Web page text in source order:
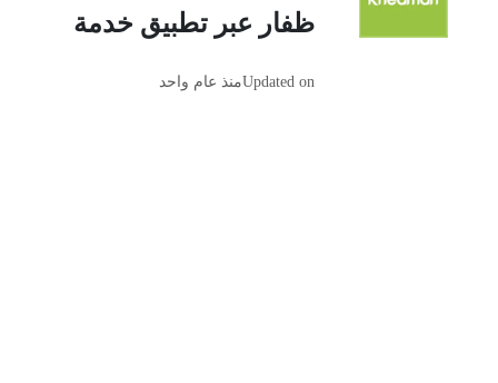
ظفار عبر تطبيق خدمة
Updated onمنذ عام واحد